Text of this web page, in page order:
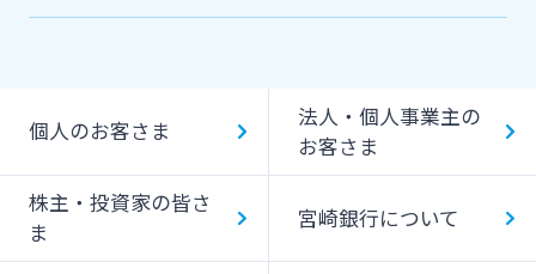
個人のお客さま
法人・個人事業主の
お客さま
株主・投資家の皆さ
ま
宮崎銀行について